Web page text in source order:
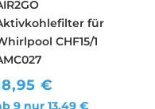
für
CHF15/1
€
9 nur13,49€